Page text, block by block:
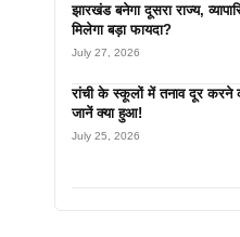
झारखंड बनेगा दूसरा राज्य,
मिलेगा बड़ा फायदा?
July 27, 2026
रांची के स्कूलों में तनाव दूर करने
जानें क्या हुआ!
July 25, 2026